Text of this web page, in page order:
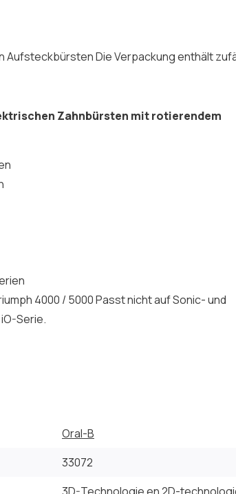
Aufsteckbürsten Die Verpackung enthält
Zahnbürsten mit rotierendem
4000 / 5000 Passt nicht auf Sonic- und
Serie.
Oral-B
33072